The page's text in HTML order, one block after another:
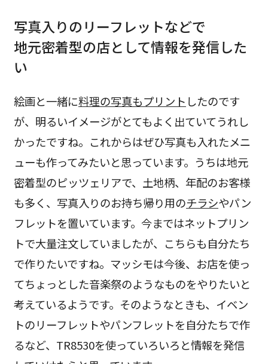
写真入りのリーフレットなどで
地元密着型の店として情報を発信した
い
絵画と一緒に料理の写真もプリント したのです
が、明るいイメージがとてもよく出ていてうれし
かったですね。これからはぜひ写真も入れたメニ
ューも作ってみたいと思っています。うちは地元
密着型のピッツェリアで、土地柄、年配のお客様
も多く、写真入りのお持ち帰り用のチラシやパン
フレットを置いています。今まではネットプリン
トで大量注文していましたが、こちらも自分たち
で作りたいですね。マッシモは今後、お店を使っ
てちょっとした音楽祭のようなものをやりたいと
考えているようです。そのようなときも、イベン
トのリーフレットやパンフレットを自分たちで作
るなど、TR8530を使っていろいろと情報を発信